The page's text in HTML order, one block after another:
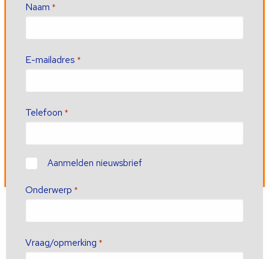
Naam *
E-mailadres *
Telefoon *
ContactAanmelden nieuwsbrief
Onderwerp *
Vraag/opmerking *